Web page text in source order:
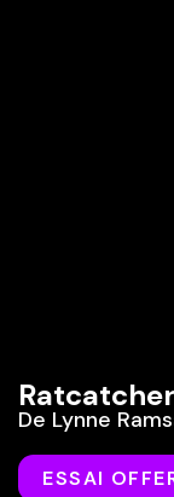
Ratcatcher
De Lynne
ESSAI